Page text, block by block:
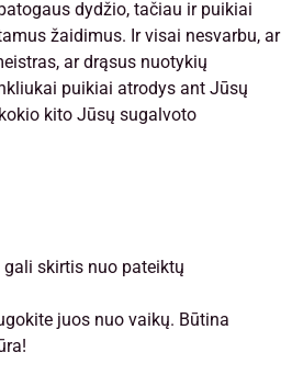
dydžio, tačiau ir puikiai
žaidimus. Ir visai nesvarbu, ar
ar drąsus nuotykių
puikiai atrodys ant Jūsų
kito Jūsų sugalvoto
skirtis nuo pateiktų
juos nuo vaikų. Būtina